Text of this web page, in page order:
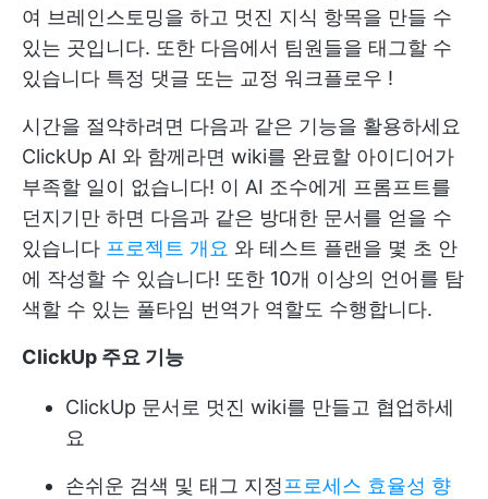
여 브레인스토밍을 하고 멋진 지식 항목을 만들 수
있는 곳입니다. 또한 다음에서 팀원들을 태그할 수
있습니다 특정 댓글 또는 교정 워크플로우 !
시간을 절약하려면 다음과 같은 기능을 활용하세요
ClickUp AI 와 함께라면 wiki를 완료할 아이디어가
부족할 일이 없습니다! 이 AI 조수에게 프롬프트를
던지기만 하면 다음과 같은 방대한 문서를 얻을 수
있습니다 프로젝트 개요 와 테스트 플랜을 몇 초 안
에 작성할 수 있습니다! 또한 10개 이상의 언어를 탐
색할 수 있는 풀타임 번역가 역할도 수행합니다.
ClickUp 주요 기능
ClickUp 문서로 멋진 wiki를 만들고 협업하세
요
손쉬운 검색 및 태그 지정프로세스 효율성 향